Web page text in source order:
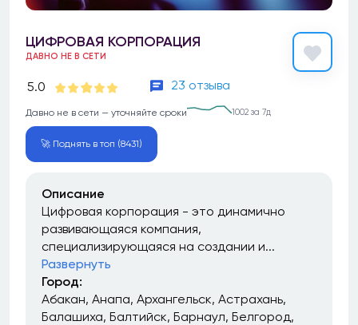
ЦИФРОВАЯ КОРПОРАЦИЯ
ДАВНО НЕ В СЕТИ
5.0 23 отзыва
Давно не в сети — уточняйте сроки 1002 за 7д
🚀 Поднять в топ (8431)
Описание
Цифровая корпорация - это динамично
развивающаяся компания,
специализирующаяся на создании и...
Развернуть
Город:
Абакан Анапа Архангельск Астрахань
Балашиха Балтийск Барнаул Белгород